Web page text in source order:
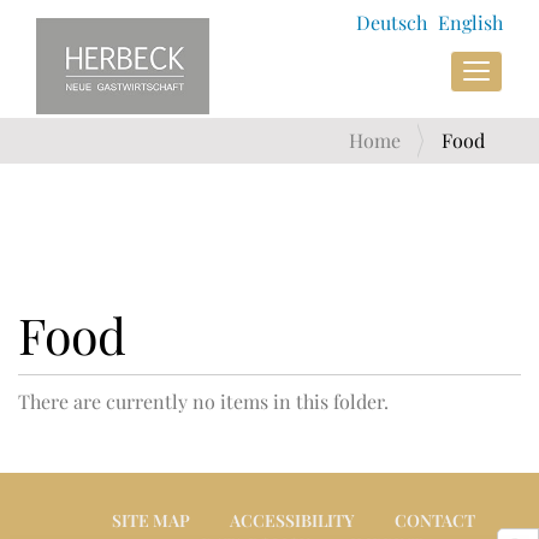
Deutsch English
g
Home Food
Food
There are currently no items in this folder.
SITE MAP ACCESSIBILITY
CONTACT